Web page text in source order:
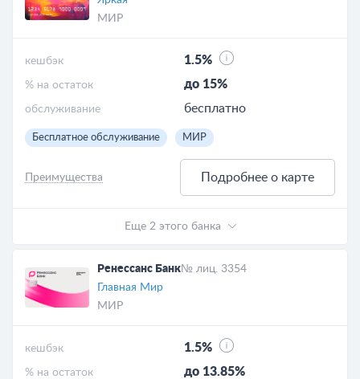
МИР
1.5%
кешбэк
до 15%
% на остаток
бесплатно
обслуживание
Подробнее о карте
Преимущества
Бесплатное обслуживание МИР
Еще 2 этого банка
Ренессанс Банк№ лиц. 3354
Главная Мир
МИР
1.5%
кешбэк
до 13.85%
% на остаток